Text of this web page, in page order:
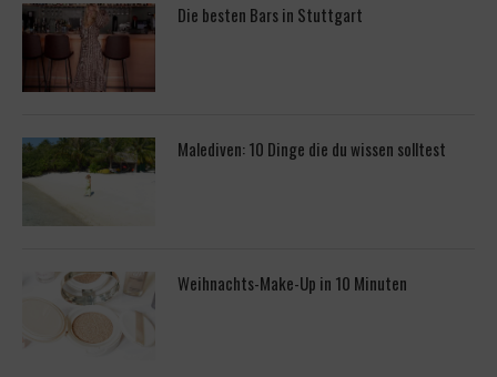
Die besten Bars in Stuttgart
Malediven: 10 Dinge die du wissen solltest
Weihnachts-Make-Up in 10 Minuten